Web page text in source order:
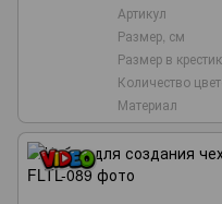
Артикул
Размер, см
Размер в
Количество
Материал